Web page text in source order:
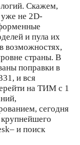
Скажем,
не 2D-
и пула их
возможностях,
страны. В
поправки в
и вся
на ТИМ с 1
сегодня
крупнейшего
и поиск